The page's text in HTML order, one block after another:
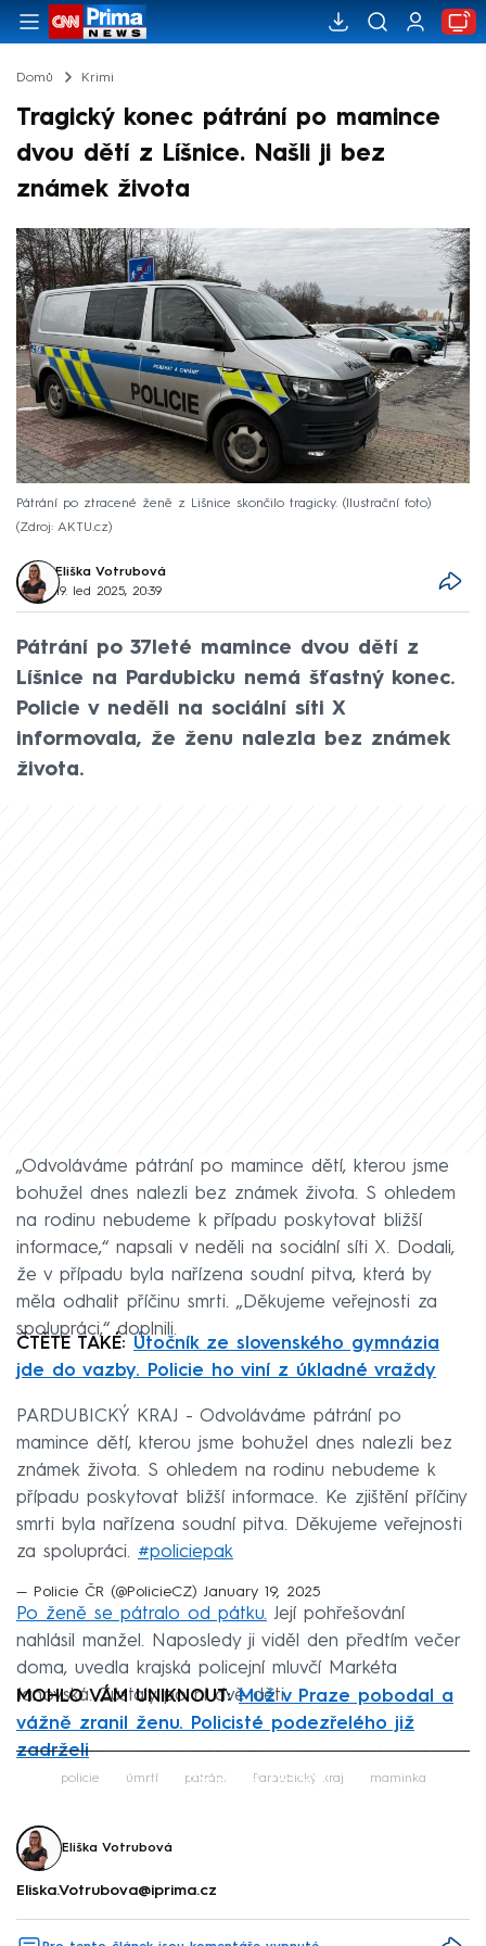
Domů Krimi
Tragický konec pátrání po mamince
dvou dětí z Líšnice. Našli ji bez
známek života
Pátrání po ztracené ženě z Lišnice skončilo tragicky. (Ilustrační foto)
Zdroj: AKTU.cz
Eliška Votrubová
19. led 2025, 20:39
Pátrání po 37leté mamince dvou dětí z
Líšnice na Pardubicku nemá šťastný konec.
Policie v neděli na sociální síti X
informovala, že ženu nalezla bez známek
života.
„Odvoláváme pátrání po mamince dětí, kterou jsme
bohužel dnes nalezli bez známek života. S ohledem
na rodinu nebudeme k případu poskytovat bližší
informace,“ napsali v neděli na sociální síti X. Dodali,
že v případu byla nařízena soudní pitva, která by
měla odhalit příčinu smrti. „Děkujeme veřejnosti za
spolupráci,“ doplnili.
ČTĚTE TAKÉ: Útočník ze slovenského gymnázia
jde do vazby. Policie ho viní z úkladné vraždy
PARDUBICKÝ KRAJ - Odvoláváme pátrání po
mamince dětí, kterou jsme bohužel dnes nalezli bez
známek života. S ohledem na rodinu nebudeme k
případu poskytovat bližší informace. Ke zjištění příčiny
smrti byla nařízena soudní pitva. Děkujeme veřejnosti
za spolupráci. #policiepak
— Policie ČR (@PolicieCZ) January 19, 2025
Po ženě se pátralo od pátku. Její pohřešování
nahlásil manžel. Naposledy ji viděl den předtím večer
doma, uvedla krajská policejní mluvčí Markéta
Janovská. Zůstaly po ní dvě děti.
MOHLO VÁM UNIKNOUT:Muž v Praze pobodal a
vážně zranil ženu. Policisté podezřelého již
zadrželi
Failed to fetch
policie úmrtí pátrání Pardubický kraj maminka
Eliška Votrubová
Eliska.Votrubova@iprima.cz